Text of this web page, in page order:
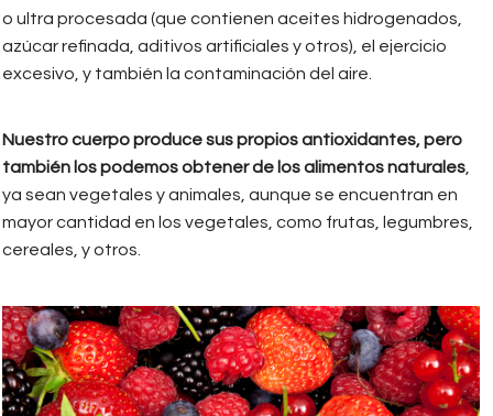
o ultra procesada (que contienen aceites hidrogenados,
azúcar refinada, aditivos artificiales y otros), el ejercicio
excesivo, y también la contaminación del aire.
Nuestro cuerpo produce sus propios antioxidantes, pero
también los podemos obtener de los alimentos naturales,
ya sean vegetales y animales, aunque se encuentran en
mayor cantidad en los vegetales, como frutas, legumbres,
cereales, y otros.